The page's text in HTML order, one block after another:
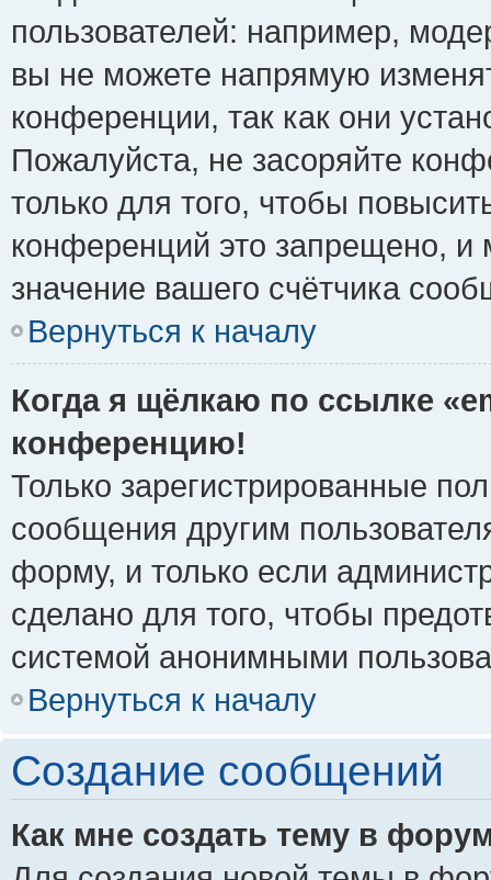
пользователей: например,
вы не можете напрямую
конференции, так как они
Пожалуйста, не засоряйте
только для того, чтобы
конференций это запрещено, и
значение вашего счётчика
Вернуться к началу
Когда я щёлкаю по ссылке
конференцию!
Только зарегистрированные
сообщения другим
форму, и только если
сделано для того, чтобы
системой анонимными
Вернуться к началу
Создание сообщений
Как мне создать тему в